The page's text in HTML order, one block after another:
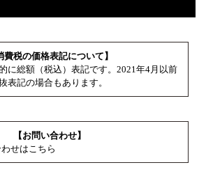
費税の価格表記について】
に総額（税込）表記です。2021年4月以前
表記の場合もあります。
【お問い合わせ】
せはこちら